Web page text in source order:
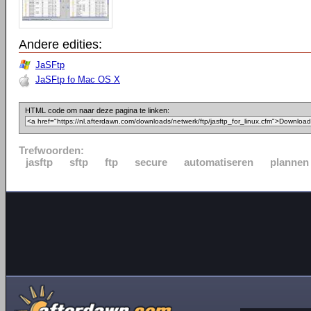
Andere edities:
JaSFtp
JaSFtp fo Mac OS X
HTML code om naar deze pagina te linken:
Trefwoorden:
jasftp
sftp ftp secure automatiseren plannen